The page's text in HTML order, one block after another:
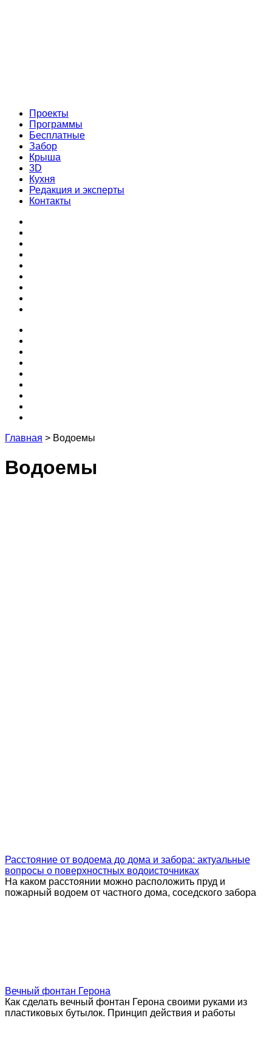
Проекты
Программы
Бесплатные
Забор
Крыша
3D
Кухня
Редакция и эксперты
Контакты
Главная > Водоемы
Водоемы
Расстояние от водоема до дома и забора: актуальные
вопросы о поверхностных водоисточниках
На каком расстоянии можно расположить пруд и
пожарный водоем от частного дома, соседского забора
Вечный фонтан Герона
Как сделать вечный фонтан Герона своими руками из
пластиковых бутылок. Принцип действия и работы